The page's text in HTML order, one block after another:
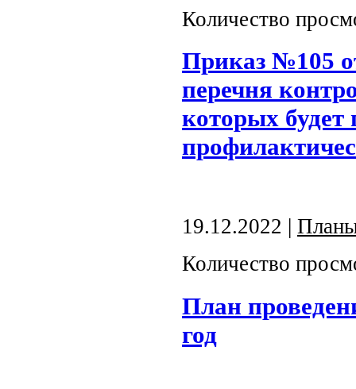
Количество
Приказ №105
перечня
которых будет
19.12.2022 |
Количество
План
год